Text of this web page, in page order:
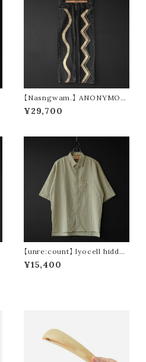
【Nasngwam.】 ANONYMOU
S PANTS (size S)
¥29,700
【unre:count】 lyocell hidden
placket shirt (beige)
¥15,400